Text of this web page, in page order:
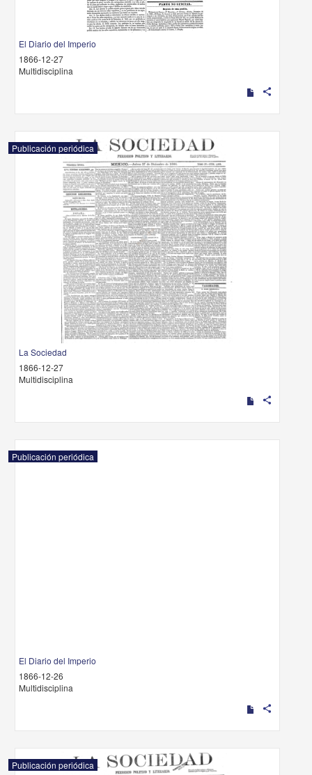
El Diario del Imperio
1866-12-27
Multidisciplina
share
Publicación periódica
La Sociedad
1866-12-27
Multidisciplina
share
Publicación periódica
El Diario del Imperio
1866-12-26
Multidisciplina
share
Publicación periódica